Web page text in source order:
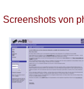
Screenshots von